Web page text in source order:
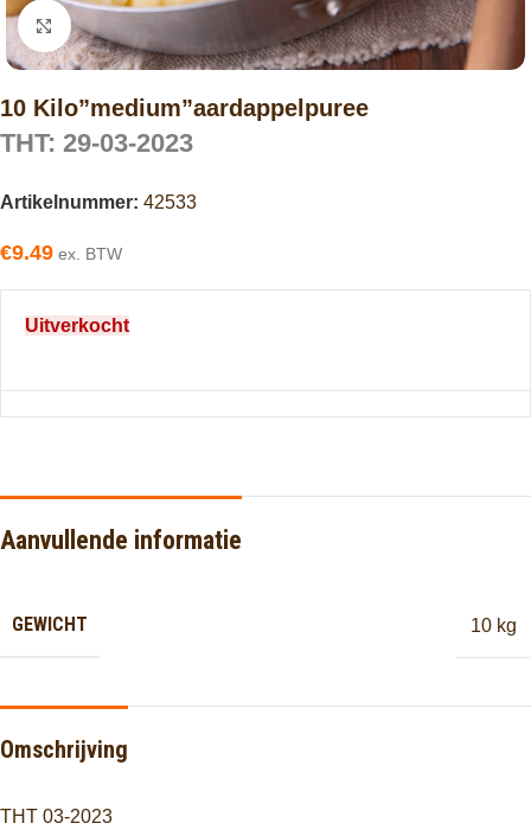
Click to enlarge
10 Kilo”medium”aardappelpuree
THT: 29-03-2023
Artikelnummer: 42533
€9.49 ex. BTW
Uitverkocht
Aanvullende informatie
GEWICHT 10 kg
Omschrijving
THT 03-2023